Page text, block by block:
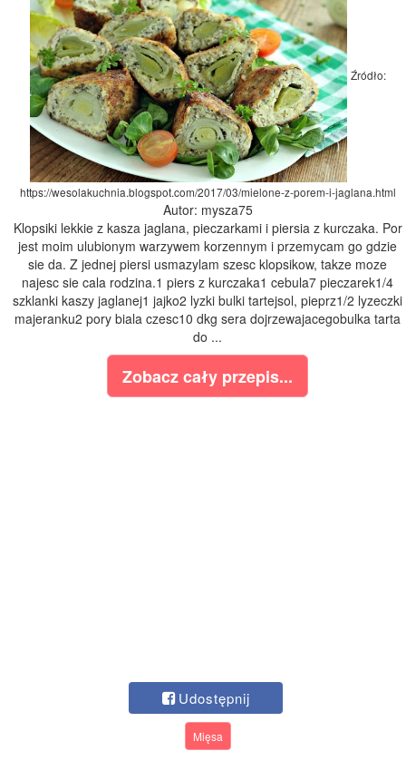
Źródło:
https://wesolakuchnia.blogspot.com/2017/03/mielone-z-porem-i-jaglana.html
Autor: mysza75
Klopsiki lekkie z kasza jaglana, pieczarkami i piersia z kurczaka. Por
jest moim ulubionym warzywem korzennym i przemycam go gdzie
sie da. Z jednej piersi usmazylam szesc klopsikow, takze moze
najesc sie cala rodzina.1 piers z kurczaka1 cebula7 pieczarek1/4
szklanki kaszy jaglanej1 jajko2 lyzki bulki tartejsol, pieprz1/2 lyzeczki
majeranku2 pory biala czesc10 dkg sera dojrzewajacegobulka tarta
do ...
Zobacz cały przepis...
Udostępnij
Mięsa